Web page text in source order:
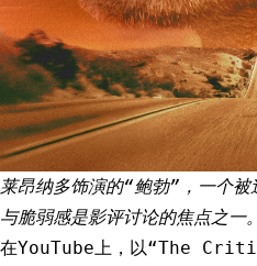
莱昂纳多饰演的“鲍勃”，一个
与脆弱感是影评讨论的焦点之一。
在YouTube上，以“The